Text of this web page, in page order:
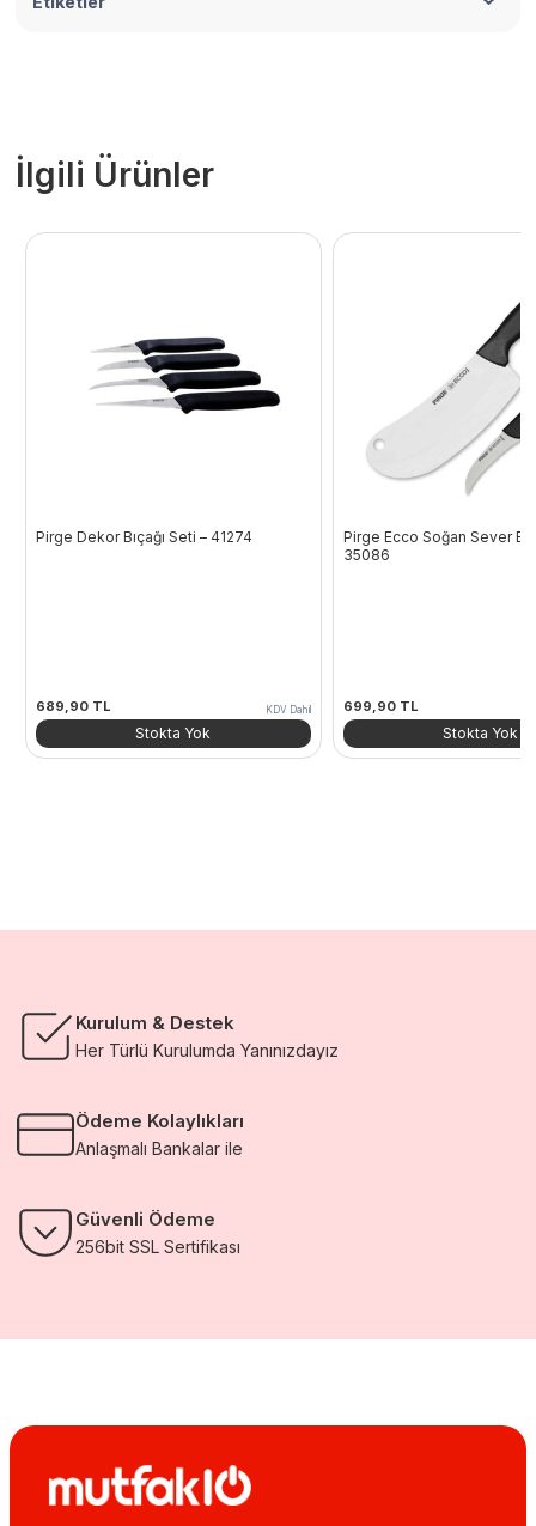
İlgili Ürünler
Pirge Dekor Bıçağı Seti – 41274
689,90 TL KDV Dahil
Stokta Yok
Pirge Ecco Soğan Sever
35086
699,90 TL
Stokta Yok
Kurulum & Destek
Her Türlü Kurulumda Yanınızdayız
Ödeme Kolaylıkları
Anlaşmalı Bankalar ile
Güvenli Ödeme
256bit SSL Sertifikası